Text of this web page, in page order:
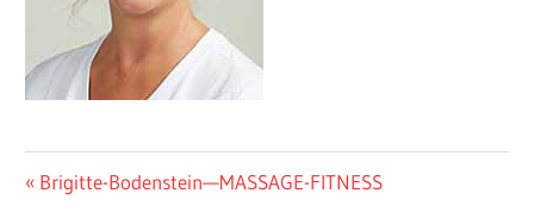
Beitragsnavigation
Vorheriger
Brigitte-Bodenstein—MASSAGE-FITNESS